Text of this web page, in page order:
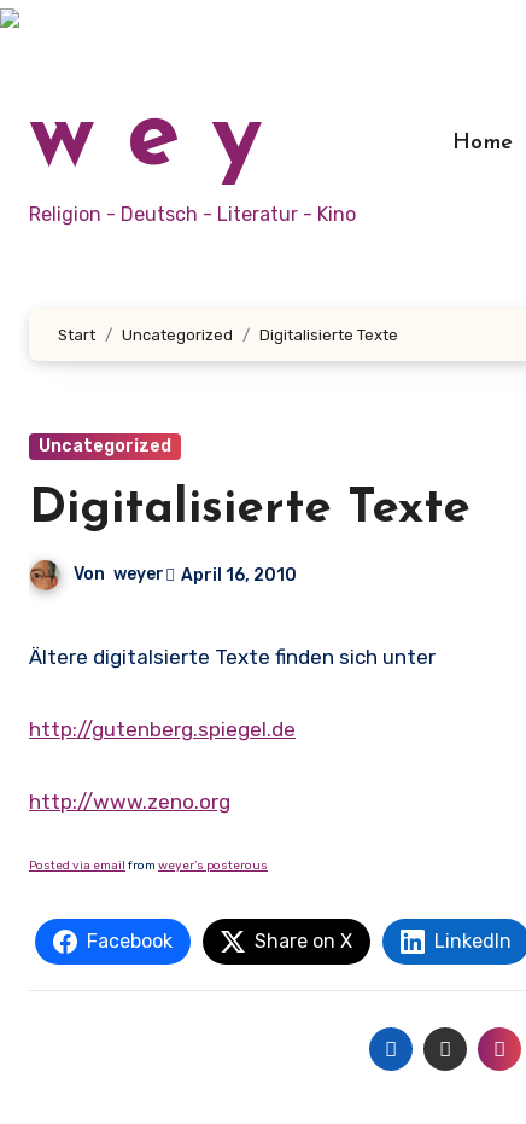
Zum
w e y
Religion - Deutsch - Literatur - Kino
Home
Start Uncategorized Digitalisierte Texte
Uncategorized
Digitalisierte Texte
Von weyer April 16, 2010
Ältere digitalsierte Texte finden sich unter
http://gutenberg.spiegel.de
http://www.zeno.org
Posted via email from weyer’s posterous
Facebook Share on X LinkedIn